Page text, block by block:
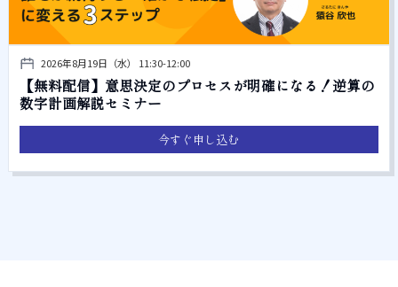
2026年8月19日（水） 11:30-12:00
【無料配信】意思決定のプロセスが明確になる！逆算の
数字計画解説セミナー
今すぐ申し込む